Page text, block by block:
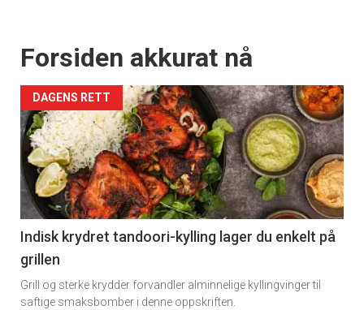
Forsiden akkurat nå
DAGENS RETT
Indisk krydret tandoori-kylling lager du enkelt på
grillen
Grill og sterke krydder forvandler alminnelige kyllingvinger til
saftige smaksbomber i denne oppskriften.